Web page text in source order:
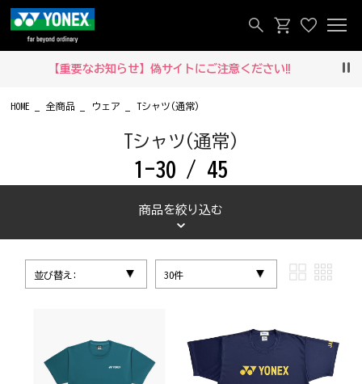
【重要なお知らせ】偽サイトにご注意ください‼
HOME 全商品 ウェア Tシャツ(通常)
Tシャツ(通常)
1-30 / 45
商品を絞り込む
並び替え: 30件